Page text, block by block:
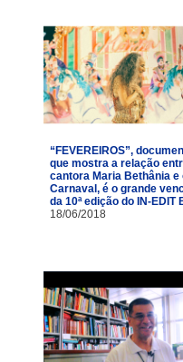
“FEVEREIROS”,
que mostra a relação
cantora Maria Bethânia e
Carnaval, é o grande
da 10ª edição do IN-EDIT
18/06/2018